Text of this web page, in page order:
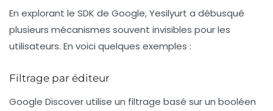
En explorant le SDK de Google, Yesilyurt a débusqué
plusieurs mécanismes souvent invisibles pour les
utilisateurs. En voici quelques exemples :
Filtrage par éditeur
Google Discover utilise un filtrage basé sur un booléen